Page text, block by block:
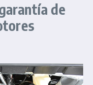
de